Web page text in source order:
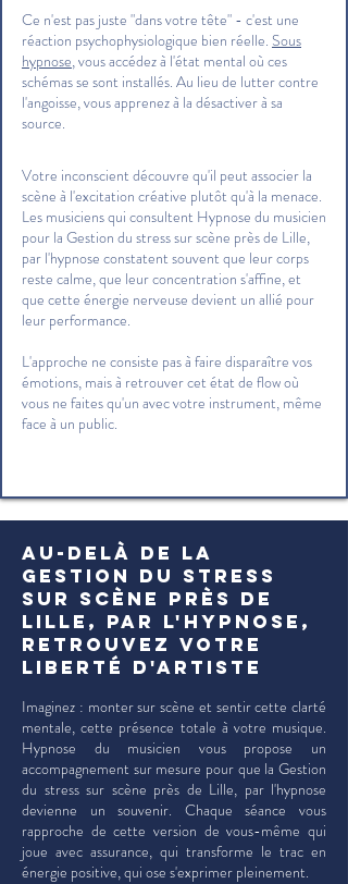
Ce n'est pas juste "dans votre tête" - c'est une
réaction psychophysiologique bien réelle. Sous
hypnose, vous accédez à l'état mental où ces
schémas se sont installés. Au lieu de lutter contre
l'angoisse, vous apprenez à la désactiver à sa
source.
Votre inconscient découvre qu'il peut associer la
scène à l'excitation créative plutôt qu'à la menace.
Les musiciens qui consultent Hypnose du musicien
pour la Gestion du stress sur scène près de Lille,
par l'hypnose constatent souvent que leur corps
reste calme, que leur concentration s'affine, et
que cette énergie nerveuse devient un allié pour
leur performance.
L'approche ne consiste pas à faire disparaître vos
émotions, mais à retrouver cet état de flow où
vous ne faites qu'un avec votre instrument, même
face à un public.
Au-delà de la
Gestion du stress
sur scène près de
Lille, par l'hypnose,
retrouvez votre
liberté d'artiste
Imaginez : monter sur scène et sentir cette clarté
mentale, cette présence totale à votre musique.
Hypnose du musicien vous propose un
accompagnement sur mesure pour que la Gestion
du stress sur scène près de Lille, par l'hypnose
devienne un souvenir. Chaque séance vous
rapproche de cette version de vous-même qui
joue avec assurance, qui transforme le trac en
énergie positive, qui ose s'exprimer pleinement.